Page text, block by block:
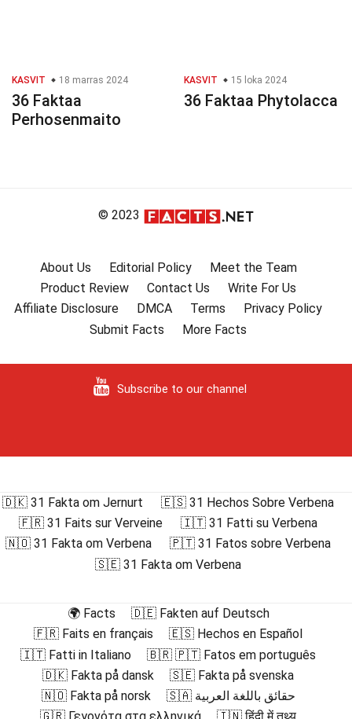
KASVIT 18 marras 2024
36 Faktaa
Perhosenmaito
KASVIT 15 loka 2024
36 Faktaa Phytolacca
© 2023
About Us Editorial Policy
Meet the Team
Product Review
Contact Us
Write For Us
Affiliate Disclosure
DMCA Terms
Privacy Policy
Submit Facts
More Facts
Subscribe to our channel
🇩🇰 31 Fakta om Jernurt
🇪🇸 31 Hechos Sobre Verbena
🇫🇷 31 Faits sur Verveine
🇮🇹 31 Fatti su Verbena
🇳🇴 31 Fakta om Verbena
🇵🇹 31 Fatos sobre Verbena
🇸🇪 31 Fakta om Verbena
🌍 Facts
🇩🇪 Fakten auf Deutsch
🇫🇷 Faits en français
🇪🇸 Hechos en Español
🇮🇹 Fatti in Italiano
🇧🇷 🇵🇹 Fatos em português
🇩🇰 Fakta på dansk
🇸🇪 Fakta på svenska
🇳🇴 Fakta på norsk
🇸🇦 حقائق باللغة العربية